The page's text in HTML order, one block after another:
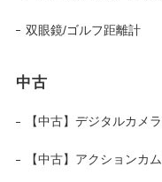
双眼鏡/ゴルフ距離計
中古
【中古】デジタルカメラ
【中古】アクションカム